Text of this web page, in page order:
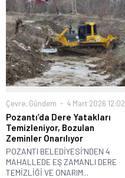
Çevre, Gündem 4 Mart 2026 12:02
Pozantı’da Dere Yatakları
Temizleniyor, Bozulan
Zeminler Onarılıyor
POZANTI BELEDİYESİ’NDEN 4
MAHALLEDE EŞ ZAMANLI DERE
TEMİZLİĞİ VE ONARIM...